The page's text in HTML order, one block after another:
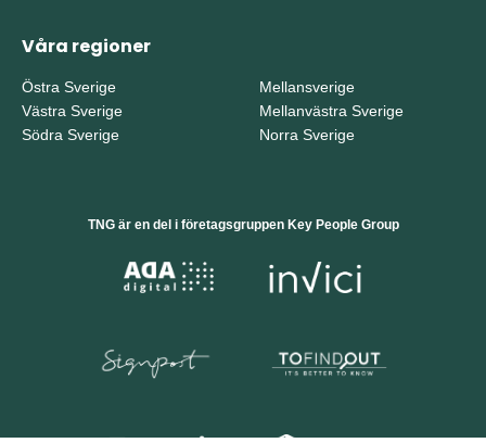
Våra regioner
Östra Sverige
Västra Sverige
Södra Sverige
Mellansverige
Mellanvästra Sverige
Norra Sverige
TNG är en del i företagsgruppen Key People Group